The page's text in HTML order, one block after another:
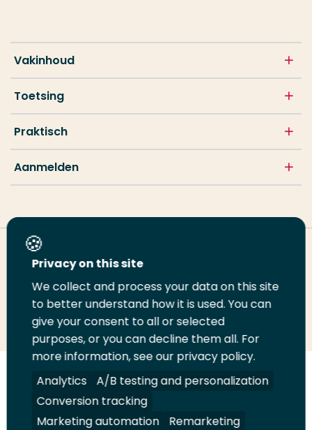
Vakinhoud
Toetsing
Praktisch
Aanmelden
Deel deze pagina
Deel
LinkedIn
Deel
op
Twitter
Deel
op
Facebook
Email
deze
pagina
Print
deze
pagina
Volg
ons
op
Volg
ons
op
Volg
ons
op
Volg
ons
op
Juridisch Security A-Z Index Contact
Privacy on this site
We collect and process your data on this site
to better understand how it is used. You can
give your consent to all or selected
purposes, or you can decline them all. For
more information, see our privacy policy.
Analytics
A/B testing and personalization
Conversion tracking
Marketing automation
Remarketing